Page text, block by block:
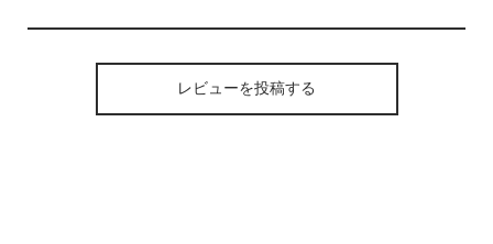
レビューを投稿する